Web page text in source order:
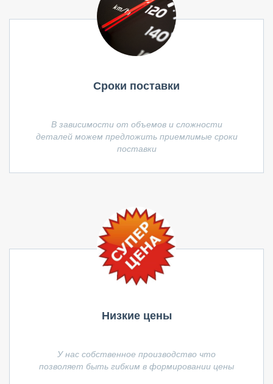
Сроки поставки
В зависимости от объемов и сложности
деталей можем предложить приемлимые сроки
поставки
Низкие цены
У нас собственное производство что
позволяет быть гибким в формировании цены